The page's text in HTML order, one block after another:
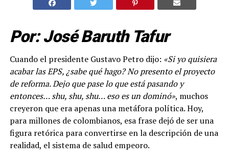
Por: José Baruth Tafur
Cuando el presidente Gustavo Petro dijo: «Si yo quisiera
acabar las EPS, ¿sabe qué hago? No presento el proyecto
de reforma. Dejo que pase lo que está pasando y
entonces… shu, shu, shu… eso es un dominó», muchos
creyeron que era apenas una metáfora política. Hoy,
para millones de colombianos, esa frase dejó de ser una
figura retórica para convertirse en la descripción de una
realidad, el sistema de salud empeoro.